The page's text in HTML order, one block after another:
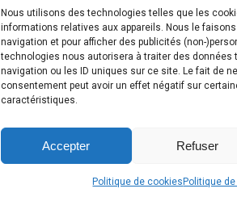
Nous utilisons des technologies telles que les
informations relatives aux appareils. Nous le faisons
navigation et pour afficher des publicités (non-
technologies nous autorisera à traiter des données
navigation ou les ID uniques sur ce site. Le fait de
consentement peut avoir un effet négatif sur
caractéristiques.
Accepter Refuser
Politique de cookies Politique